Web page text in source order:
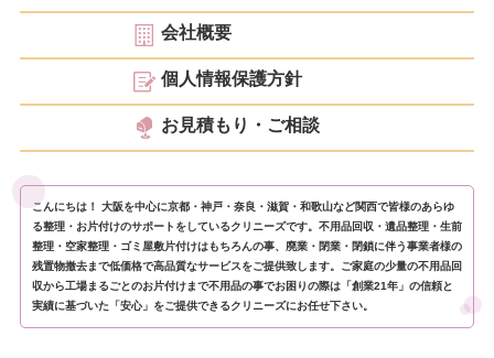
会社概要
個人情報保護方針
お見積もり・ご相談
こんにちは！ 大阪を中心に京都・神戸・奈良・滋賀・和歌山など関西で皆様のあらゆ
る整理・お片付けのサポートをしているクリニーズです。不用品回収・遺品整理・生前
整理・空家整理・ゴミ屋敷片付けはもちろんの事、廃業・閉業・閉鎖に伴う事業者様の
残置物撤去まで低価格で高品質なサービスをご提供致します。ご家庭の少量の不用品回
収から工場まるごとのお片付けまで不用品の事でお困りの際は「創業21年」の信頼と
実績に基づいた「安心」をご提供できるクリニーズにお任せ下さい。